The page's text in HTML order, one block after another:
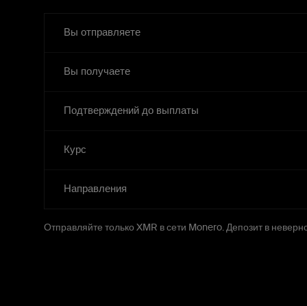
Вы отправляете
Вы получаете
Подтверждений до выплаты
Курс
Направления
Отправляйте только XMR в сети Monero. Депозит в